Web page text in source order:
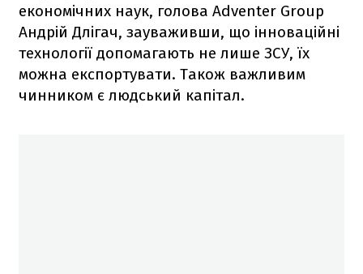
економічних наук, голова Adventer Group
Андрій Длігач, зауваживши, що інноваційні
технології допомагають не лише ЗСУ, їх
можна експортувати. Також важливим
чинником є людський капітал.